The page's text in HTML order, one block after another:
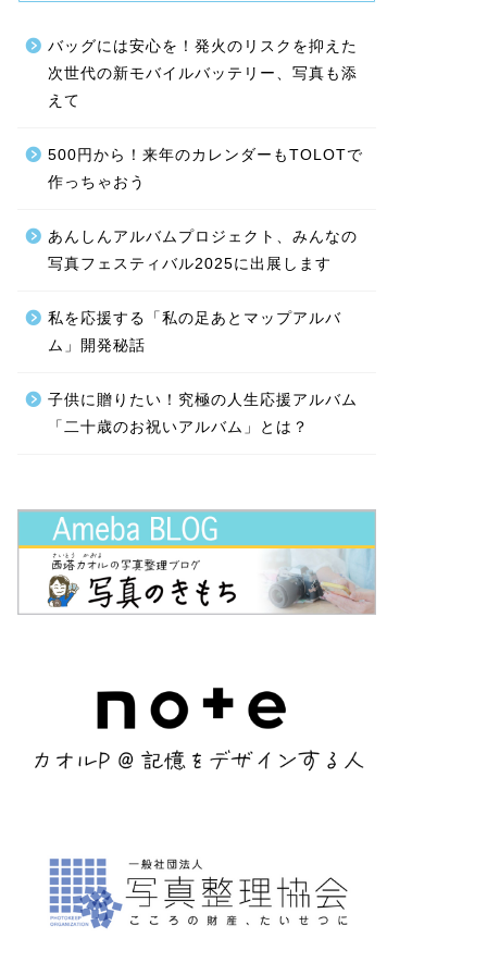
バッグには安心を！発火のリスクを抑えた
次世代の新モバイルバッテリー、写真も添
えて
500円から！来年のカレンダーもTOLOTで
作っちゃおう
あんしんアルバムプロジェクト、みんなの
写真フェスティバル2025に出展します
私を応援する「私の足あとマップアルバ
ム」開発秘話
子供に贈りたい！究極の人生応援アルバム
「二十歳のお祝いアルバム」とは？